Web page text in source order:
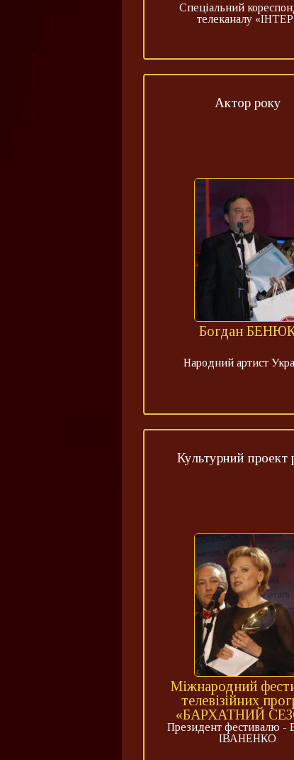
Спеціальний
телеканалу
Актор року
Богдан
Народний артист
Культурний проект
Міжнародний
телевізійних
«БАРХАТНИЙ
Президент фестивалю -
ІВАНЕНКО